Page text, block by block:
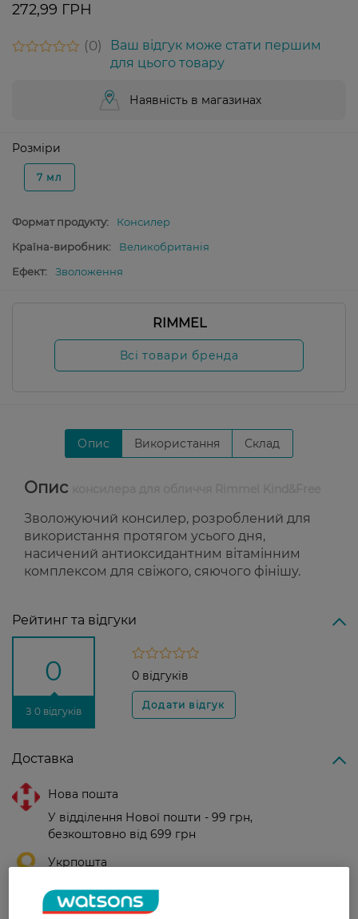
272,99 ГРН
0
Ваш відгук може стати першим
для цього товару
Наявність в магазинах
Розміри
7 мл
Формат продукту:
Консилер
Країна-виробник:
Великобританія
Ефект:
Зволоження
RIMMEL
Всі товари бренда
Опис Використання Склад
Опис
Зволожуючий консилер, розроблений для
використання протягом усього дня,
насичений антиоксидантним вітамінним
комплексом для свіжого, сяючого фінішу.
Рейтинг та відгуки
0
З 0 відгуків
0 відгуків
Доставка
Нова пошта
У відділення Нової пошти - 99 грн,
безкоштовно від 699 грн
Укрпошта
доставка від - 599 грн